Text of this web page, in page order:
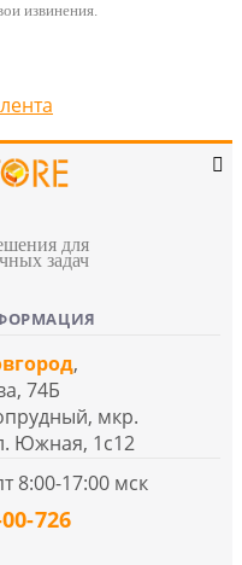
извинения.
для
задач
,
74Б
мкр.
Южная, 1с12
8:00-17:00 мск
726